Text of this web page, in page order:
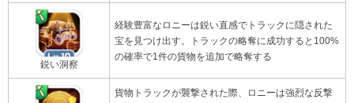
鋭い洞察
経験豊富なロニーは鋭い直感でトラックに隠された
宝を見つけ出す。トラックの略奪に成功すると100%
の確率で1件の貨物を追加で略奪する
貨物トラックが襲撃された際、ロニーは強烈な反撃